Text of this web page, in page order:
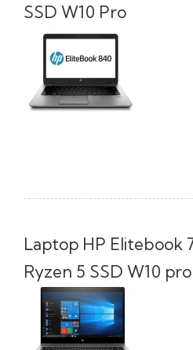
SSD W10 Pro
Laptop HP Elitebook
Ryzen 5 SSD W10 pro